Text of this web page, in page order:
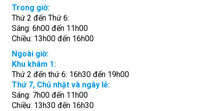
Trong giờ:
Thứ 2 đến Thứ 6:
Sáng: 6h00 đến 11h00
Chiều: 13h00 đến 16h00
Ngoài giờ:
Khu khám 1:
Thứ 2 đến thứ 6: 16h30 đến 19h00
Thứ 7, Chủ nhật và ngày lễ:
Sáng: 7h00 đến 11h00
Chiều: 13h30 đến 16h30